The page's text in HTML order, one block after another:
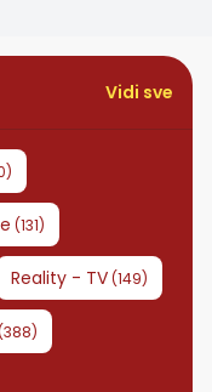
porodično
Vidi sve
)
(131)
Reality - TV(149)
388)